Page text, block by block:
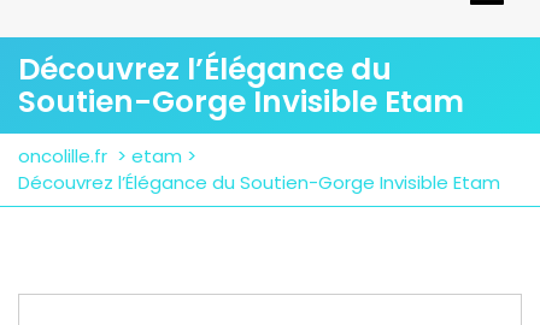
Découvrez l’Élégance du
Soutien-Gorge Invisible Etam
oncolille.fr > etam >
Découvrez l’Élégance du Soutien-Gorge Invisible Etam